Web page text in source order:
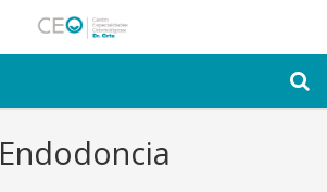
Endodoncia